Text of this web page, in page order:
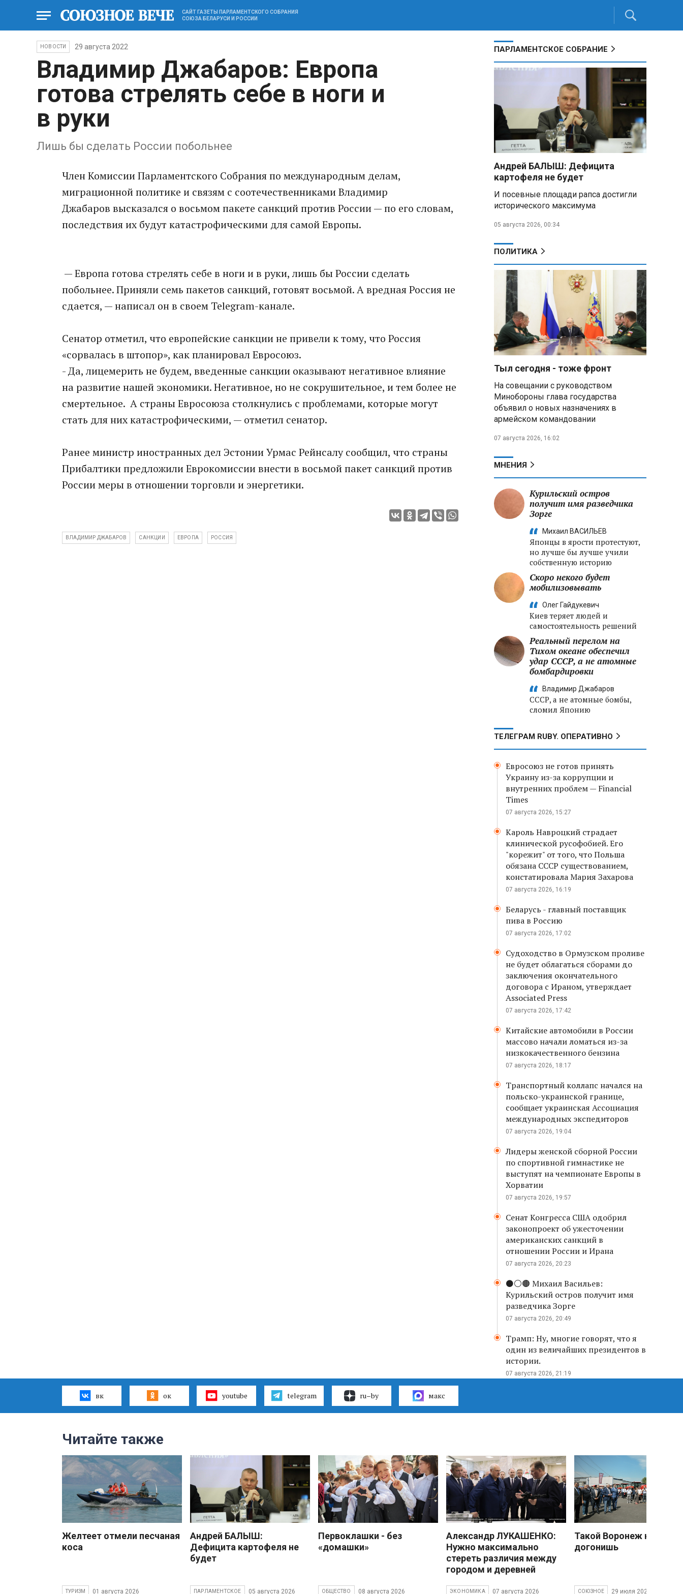
САЙТ ГАЗЕТЫ ПАРЛАМЕНТСКОГО СОБРАНИЯ
СОЮЗА БЕЛАРУСИ И РОССИИ
НОВОСТИ 29 августа 2022
Владимир Джабаров: Европа
готова стрелять себе в ноги и
в руки
Лишь бы сделать России побольнее
Член Комиссии Парламентского Собрания по международным делам,
миграционной политике и связям с соотечественниками Владимир
Джабаров высказался о восьмом пакете санкций против России — по его словам,
последствия их будут катастрофическими для самой Европы.
— Европа готова стрелять себе в ноги и в руки, лишь бы России сделать
побольнее. Приняли семь пакетов санкций, готовят восьмой. А вредная Россия не
сдается, — написал он в своем Telegram-канале.
Сенатор отметил, что европейские санкции не привели к тому, что Россия
«сорвалась в штопор», как планировал Евросоюз.
- Да, лицемерить не будем, введенные санкции оказывают негативное влияние
на развитие нашей экономики. Негативное, но не сокрушительное, и тем более не
смертельное. А страны Евросоюза столкнулись с проблемами, которые могут
стать для них катастрофическими, — отметил сенатор.
Ранее министр иностранных дел Эстонии Урмас Рейнсалу сообщил, что страны
Прибалтики предложили Еврокомиссии внести в восьмой пакет санкций против
России меры в отношении торговли и энергетики.
ВЛАДИМИР ДЖАБАРОВ САНКЦИИ ЕВРОПА РОССИЯ
ПАРЛАМЕНТСКОЕ СОБРАНИЕ
Андрей БАЛЫШ: Дефицита
картофеля не будет
И посевные площади рапса достигли
исторического максимума
05 августа 2026, 00:34
ПОЛИТИКА
Тыл сегодня - тоже фронт
На совещании с руководством
Минобороны глава государства
объявил о новых назначениях в
армейском командовании
07 августа 2026, 16:02
МНЕНИЯ
Курильский остров
получит имя разведчика
Зорге
Михаил ВАСИЛЬЕВ
Японцы в ярости протестуют,
но лучше бы лучше учили
собственную историю
Скоро некого будет
мобилизовывать
Олег Гайдукевич
Киев теряет людей и
самостоятельность решений
Реальный перелом на
Тихом океане обеспечил
удар СССР, а не атомные
бомбардировки
Владимир Джабаров
СССР, а не атомные бомбы,
сломил Японию
ТЕЛЕГРАМ RUBY. ОПЕРАТИВНО
Евросоюз не готов принять
Украину из-за коррупции и
внутренних проблем — Financial
Times
07 августа 2026, 15:27
Кароль Навроцкий страдает
клинической русофобией. Его
"корежит" от того, что Польша
обязана СССР существованием,
констатировала Мария Захарова
07 августа 2026, 16:19
Беларусь - главный поставщик
пива в Россию
07 августа 2026, 17:02
Судоходство в Ормузском проливе
не будет облагаться сборами до
заключения окончательного
договора с Ираном, утверждает
Associated Press
07 августа 2026, 17:42
Китайские автомобили в России
массово начали ломаться из-за
низкокачественного бензина
07 августа 2026, 18:17
Транспортный коллапс начался на
польско-украинской границе,
сообщает украинская Ассоциация
международных экспедиторов
07 августа 2026, 19:04
Лидеры женской сборной России
по спортивной гимнастике не
выступят на чемпионате Европы в
Хорватии
07 августа 2026, 19:57
Сенат Конгресса США одобрил
законопроект об ужесточении
американских санкций в
отношении России и Ирана
07 августа 2026, 20:23
⚫️⚪️🟤 Михаил Васильев:
Курильский остров получит имя
разведчика Зорге
07 августа 2026, 20:49
Трамп: Ну, многие говорят, что я
один из величайших президентов в
истории.
07 августа 2026, 21:19
вк ок youtube telegram ru–by макс
Читайте также
Желтеет отмели песчаная
коса
ТУРИЗМ 01 августа 2026
Андрей БАЛЫШ:
Дефицита картофеля не
будет
ПАРЛАМЕНТСКОЕ 05 августа 2026
Первоклашки - без
«домашки»
ОБЩЕСТВО 08 августа 2026
Александр ЛУКАШЕНКО:
Нужно максимально
стереть различия между
городом и деревней
ЭКОНОМИКА 07 августа 2026
Такой Воронеж не
догонишь
СОЮЗНОЕ 29 июля 2026